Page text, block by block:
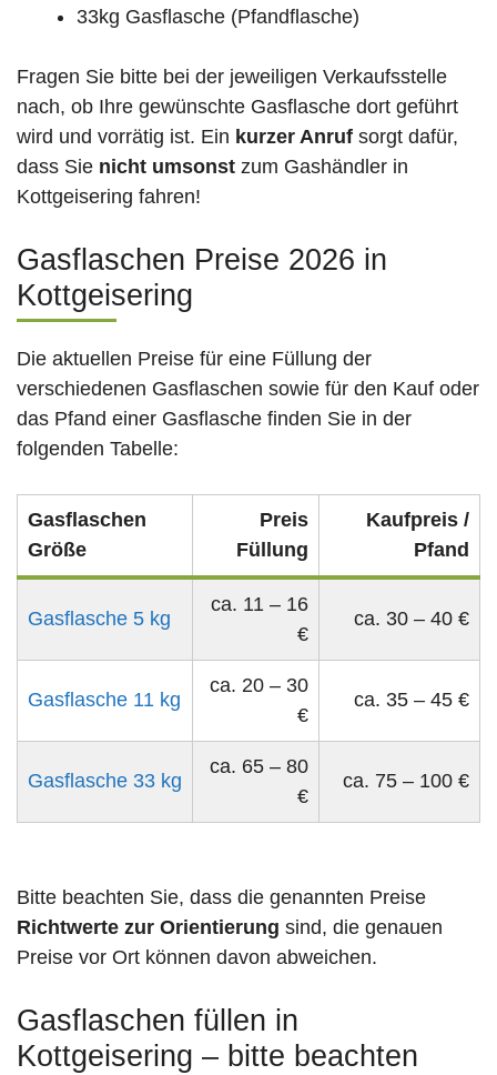
33kg Gasflasche (Pfandflasche)
Fragen Sie bitte bei der jeweiligen Verkaufsstelle
nach, ob Ihre gewünschte Gasflasche dort geführt
wird und vorrätig ist. Ein kurzer Anruf sorgt dafür,
dass Sie nicht umsonst zum Gashändler in
Kottgeisering fahren!
Gasflaschen Preise 2026 in
Kottgeisering
Die aktuellen Preise für eine Füllung der
verschiedenen Gasflaschen sowie für den Kauf oder
das Pfand einer Gasflasche finden Sie in der
folgenden Tabelle:
Gasflaschen
Größe
Preis
Füllung
Kaufpreis /
Pfand
Gasflasche 5 kg
ca. 11 – 16
€
ca. 30 – 40 €
Gasflasche 11 kg
ca. 20 – 30
€
ca. 35 – 45 €
Gasflasche 33 kg
ca. 65 – 80
€
ca. 75 – 100 €
Bitte beachten Sie, dass die genannten Preise
Richtwerte zur Orientierung sind, die genauen
Preise vor Ort können davon abweichen.
Gasflaschen füllen in
Kottgeisering – bitte beachten